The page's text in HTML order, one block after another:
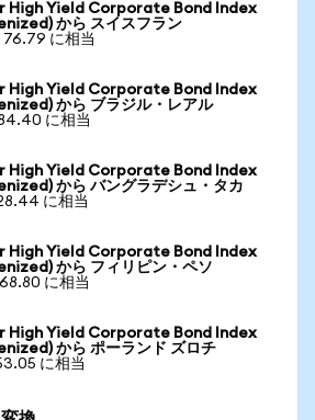
High Yield Corporate Bond Index
から スイスフラン
76.79 に相当
High Yield Corporate Bond Index
から ブラジル・レアル
に相当
High Yield Corporate Bond Index
から バングラデシュ・タカ
に相当
High Yield Corporate Bond Index
から フィリピン・ペソ
に相当
High Yield Corporate Bond Index
から ポーランド ズロチ
に相当